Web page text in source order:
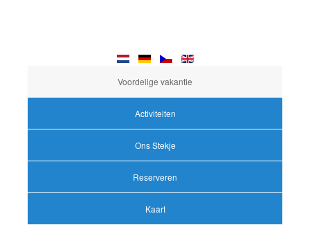
Voordelige vakantie
Activiteiten
Ons Stekje
Reserveren
Kaart